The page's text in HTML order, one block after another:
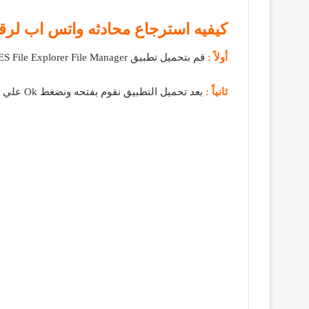
كيفيه استرجاع محادثه واتس اب
أولاً : قم بتحميل تطبيق ES File Explorer File Manager علي هاتفك (ستجد رابط التحميل اسفل المقال) .
ثانياً : بعد تحميل التطبيق نقوم بفتحه ونضغط Ok علي الاختيار الافتراضي ليبدأ العمل على التطبيق كما بالصورة التالية :